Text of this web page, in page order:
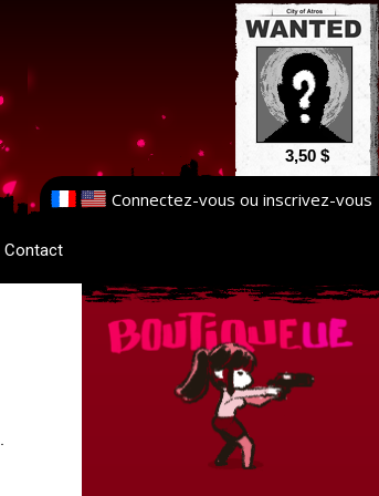
3,50 $
Connectez-vous ou inscrivez-vous
Contact
.